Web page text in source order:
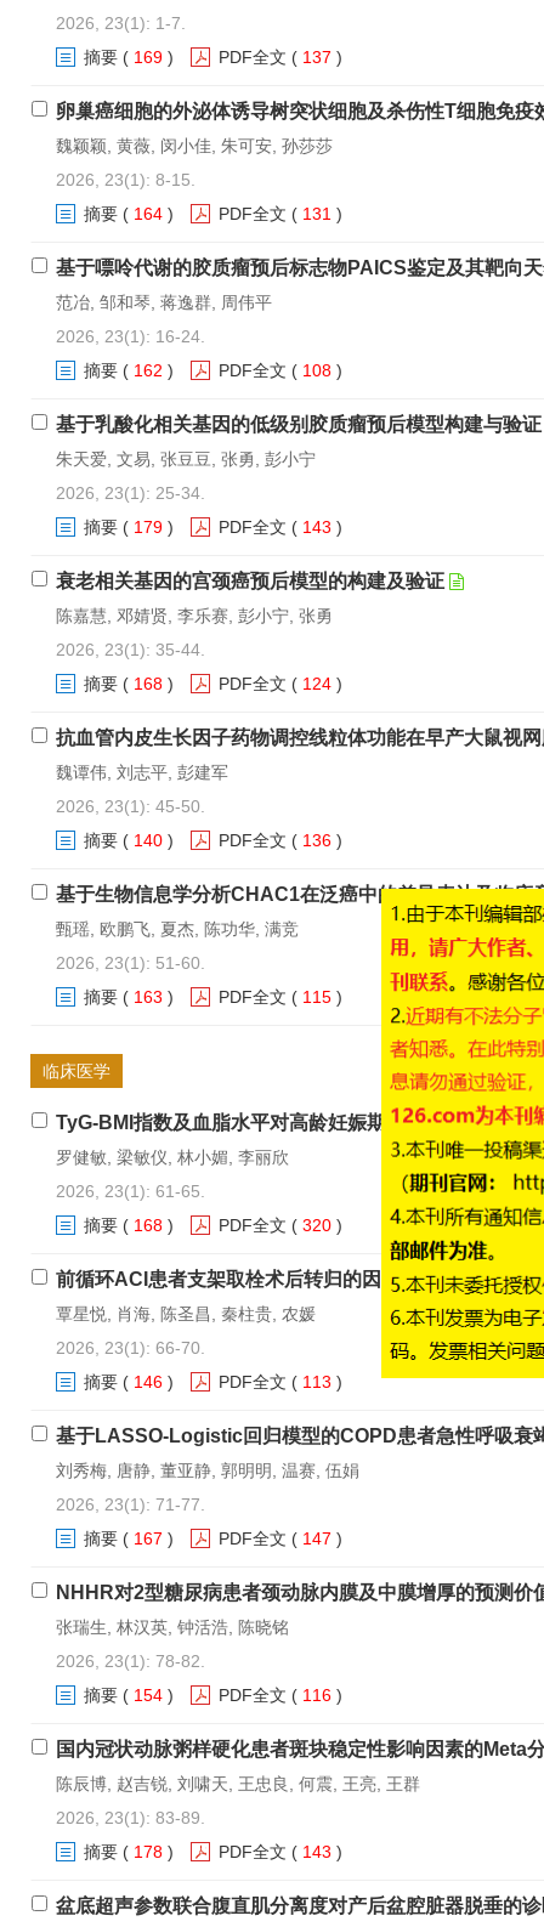
2026, 23(1): 1-7.
摘要 ( 169 ) PDF全文 ( 137 )
卵巢癌细胞的外泌体诱导树突状细胞及杀伤性T细胞免疫
魏颖颖, 黄薇, 闵小佳, 朱可安, 孙莎莎
2026, 23(1): 8-15.
摘要 ( 164 ) PDF全文 ( 131 )
基于嘌呤代谢的胶质瘤预后标志物PAICS鉴定及其靶向
范冶, 邹和琴, 蒋逸群, 周伟平
2026, 23(1): 16-24.
摘要 ( 162 ) PDF全文 ( 108 )
基于乳酸化相关基因的低级别胶质瘤预后模型构建与验证
朱天爱, 文易, 张豆豆, 张勇, 彭小宁
2026, 23(1): 25-34.
摘要 ( 179 ) PDF全文 ( 143 )
衰老相关基因的宫颈癌预后模型的构建及验证
陈嘉慧, 邓婧贤, 李乐赛, 彭小宁, 张勇
2026, 23(1): 35-44.
摘要 ( 168 ) PDF全文 ( 124 )
抗血管内皮生长因子药物调控线粒体功能在早产大鼠视
魏谭伟, 刘志平, 彭建军
2026, 23(1): 45-50.
摘要 ( 140 ) PDF全文 ( 136 )
基于生物信息学分析CHAC1在泛癌中的差异表达及临床
甄瑶, 欧鹏飞, 夏杰, 陈功华, 满竞
2026, 23(1): 51-60.
摘要 ( 163 ) PDF全文 ( 115 )
临床医学
TyG-BMI指数及血脂水平对高龄妊娠期糖尿病孕妇妊娠
罗健敏, 梁敏仪, 林小媚, 李丽欣
2026, 23(1): 61-65.
摘要 ( 168 ) PDF全文 ( 320 )
前循环ACI患者支架取栓术后转归的因素及对Vaspin、
覃星悦, 肖海, 陈圣昌, 秦柱贵, 农媛
2026, 23(1): 66-70.
摘要 ( 146 ) PDF全文 ( 113 )
基于LASSO-Logistic回归模型的COPD患者急性呼吸衰
刘秀梅, 唐静, 董亚静, 郭明明, 温赛, 伍娟
2026, 23(1): 71-77.
摘要 ( 167 ) PDF全文 ( 147 )
NHHR对2型糖尿病患者颈动脉内膜及中膜增厚的预测价
张瑞生, 林汉英, 钟活浩, 陈晓铭
2026, 23(1): 78-82.
摘要 ( 154 ) PDF全文 ( 116 )
国内冠状动脉粥样硬化患者斑块稳定性影响因素的Meta
陈辰博, 赵吉锐, 刘啸天, 王忠良, 何震, 王亮, 王群
2026, 23(1): 83-89.
摘要 ( 178 ) PDF全文 ( 143 )
盆底超声参数联合腹直肌分离度对产后盆腔脏器脱垂的